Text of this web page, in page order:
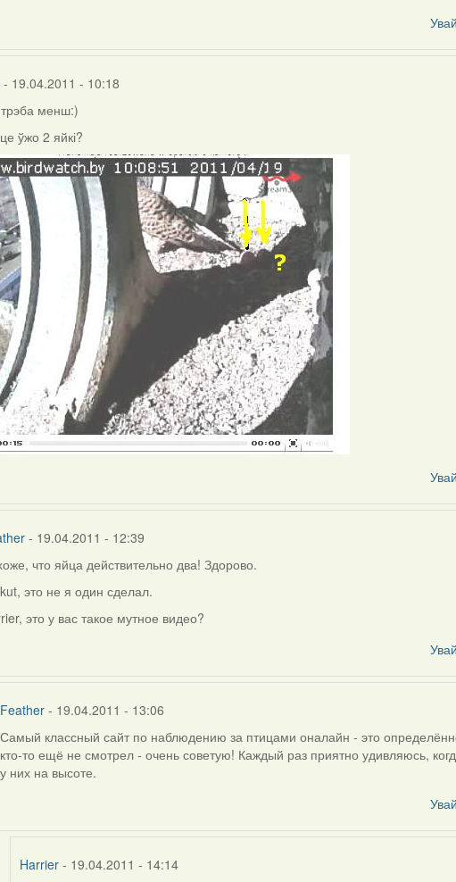
- 19.04.2011 - 10:18
менш:)
ўжо 2 яйкі?
- 19.04.2011 - 12:39
что яйца действительно два! Здорово.
это не я один сделал.
это у вас такое мутное видео?
Feather - 19.04.2011 - 13:06
In
reply
to
Самый классный сайт по наблюдению за птицами оналайн - это
кто-то ещё не смотрел - очень советую! Каждый раз приятно удивляюсь,
у них на высоте.
Harrier- 19.04.2011 - 14:14